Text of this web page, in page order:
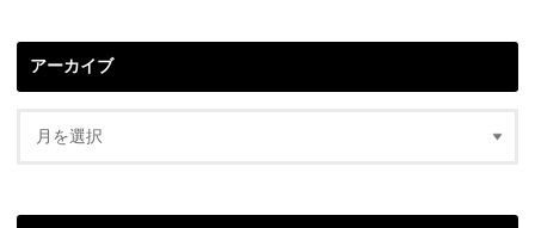
アーカイブ